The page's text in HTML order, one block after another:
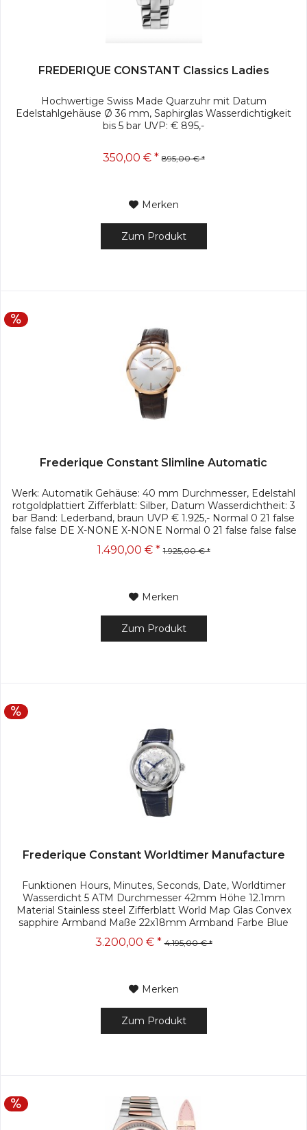
FREDERIQUE CONSTANT Classics Ladies
Hochwertige Swiss Made Quarzuhr mit Datum
Edelstahlgehäuse Ø 36 mm, Saphirglas Wasserdichtigkeit
bis 5 bar UVP: € 895,-
350,00 € * 895,00 € *
Merken
Zum Produkt
Frederique Constant Slimline Automatic
Werk: Automatik Gehäuse: 40 mm Durchmesser, Edelstahl
rotgoldplattiert Zifferblatt: Silber, Datum Wasserdichtheit: 3
bar Band: Lederband, braun UVP € 1.925,- Normal 0 21 false
false false DE X-NONE X-NONE Normal 0 21 false false false
DE...
1.490,00 € * 1.925,00 € *
Merken
Zum Produkt
Frederique Constant Worldtimer Manufacture
Funktionen Hours, Minutes, Seconds, Date, Worldtimer
Wasserdicht 5 ATM Durchmesser 42mm Höhe 12.1mm
Material Stainless steel Zifferblatt World Map Glas Convex
sapphire Armband Maße 22x18mm Armband Farbe Blue
Armband Material Alligator...
3.200,00 € * 4.195,00 € *
Merken
Zum Produkt